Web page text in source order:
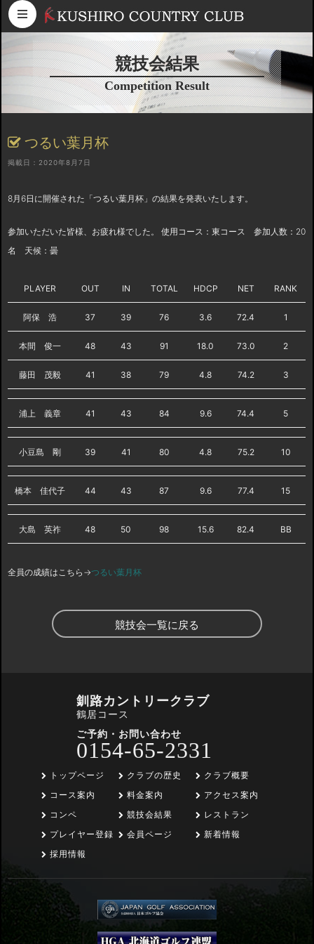
コンテンツへスキップ
競技会結果
Competition Result
つるい葉月杯
掲載日：2020年8月7日
8月6日に開催された「つるい葉月杯」の結果を発表いたします。
参加いただいた皆様、お疲れ様でした。 使用コース：東コース 参加人数：20
名 天候：曇
PLAYER OUT IN TOTAL HDCP NET RANK
阿保 浩 37 39 76 3.6 72.4 1
本間 俊一 48 43 91 18.0 73.0 2
藤田 茂毅 41 38 79 4.8 74.2 3
浦上 義章 41 43 84 9.6 74.4 5
小豆島 剛 39 41 80 4.8 75.2 10
橋本 佳代子 44 43 87 9.6 77.4 15
大島 英祚 48 50 98 15.6 82.4 BB
全員の成績はこちら→つるい葉月杯
競技会一覧に戻る
釧路カントリークラブ
鶴居コース
ご予約・お問い合わせ
0154-65-2331
トップページ
コース案内
コンペ
プレイヤー登録
採用情報
クラブの歴史
料金案内
競技会結果
会員ページ
クラブ概要
アクセス案内
レストラン
新着情報